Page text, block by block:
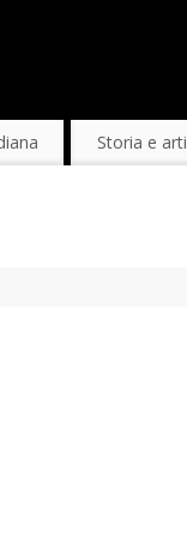
Storia e arti